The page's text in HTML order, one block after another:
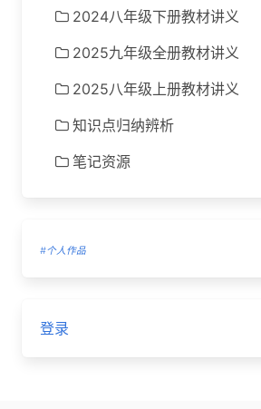
2024八年级下册教材讲义
2025九年级全册教材讲义
2025八年级上册教材讲义
知识点归纳辨析
笔记资源
#个人作品
登录